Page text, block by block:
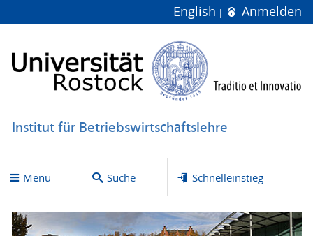
English Anmelden
Institut für Betriebswirtschaftslehre
Menü Suche Schnelleinstieg